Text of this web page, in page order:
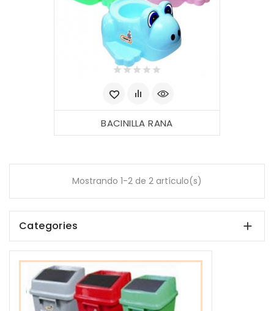
BACINILLA RANA
Mostrando 1-2 de 2 artículo(s)
Categories 